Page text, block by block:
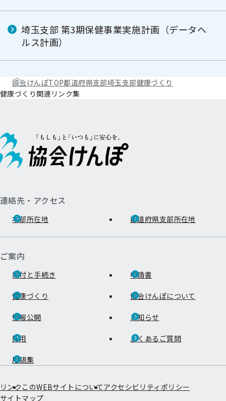
埼玉支部 第3期保健事業実施計画（データヘ
ルス計画）
協会けんぽTOP都道府県支部埼玉支部健康づくり
健康づくり関連リンク集
連絡先・アクセス
本部所在地 都道府県支部所在地
ご案内
給付と手続き 申請書
健康づくり 協会けんぽについて
情報公開 お知らせ
採用 よくあるご質問
用語集
リンク このWEBサイトについてアクセシビリティポリシー
サイトマップ